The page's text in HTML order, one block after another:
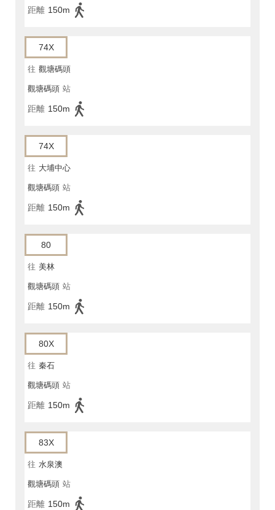
距離 150m
74X
往 觀塘碼頭
觀塘碼頭 站
距離 150m
74X
往 大埔中心
觀塘碼頭 站
距離 150m
80
往 美林
觀塘碼頭 站
距離 150m
80X
往 秦石
觀塘碼頭 站
距離 150m
83X
往 水泉澳
觀塘碼頭 站
距離 150m